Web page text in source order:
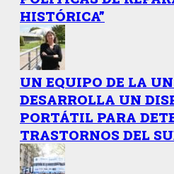
HISTÓRICA”
UN EQUIPO DE LA
DESARROLLA UN
PORTÁTIL PARA
TRASTORNOS DEL